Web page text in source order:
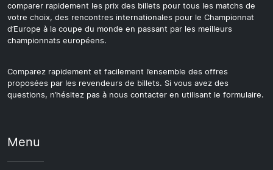
comparer rapidement les prix des billets pour tous les matchs de
votre choix, des rencontres internationales pour le Championnat
d’Europe à la coupe du monde en passant par les meilleurs
championnats européens.
Comparez rapidement et facilement l’ensemble des offres
proposées par les revendeurs de billets. Si vous avez des
questions, n’hésitez pas à nous contacter en utilisant le formulaire.
Menu